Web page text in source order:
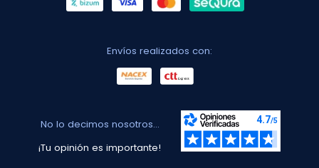
Envíos realizados con:
No lo decimos nosotros...
¡Tu opinión es importante!